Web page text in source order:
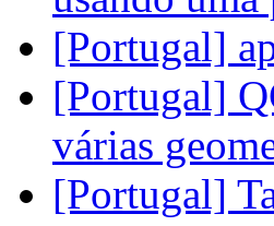
[Portugal]
[Portugal]
várias
[Portugal]